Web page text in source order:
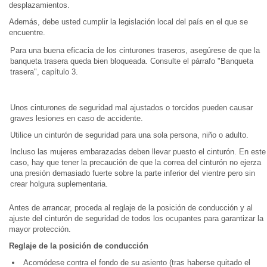
desplazamientos.
Además, debe usted cumplir la legislación local del país en el que se
encuentre.
Para una buena eficacia de los cinturones traseros, asegúrese de que la
banqueta trasera queda bien bloqueada. Consulte el párrafo "Banqueta
trasera", capítulo 3.
Unos cinturones de seguridad mal ajustados o torcidos pueden causar
graves lesiones en caso de accidente.
Utilice un cinturón de seguridad para una sola persona, niño o adulto.
Incluso las mujeres embarazadas deben llevar puesto el cinturón. En este
caso, hay que tener la precaución de que la correa del cinturón no ejerza
una presión demasiado fuerte sobre la parte inferior del vientre pero sin
crear holgura suplementaria.
Antes de arrancar, proceda al reglaje de la posición de conducción y al
ajuste del cinturón de seguridad de todos los ocupantes para garantizar la
mayor protección.
Reglaje de la posición de conducción
Acomódese contra el fondo de su asiento (tras haberse quitado el